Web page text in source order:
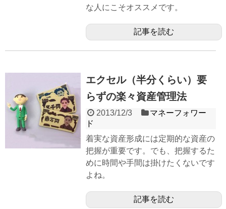
な人にこそオススメです。
記事を読む
エクセル（半分くらい）要
らずの楽々資産管理法
2013/12/3
マネーフォワー
ド
着実な資産形成には定期的な資産の
把握が重要です。でも、把握するた
めに時間や手間は掛けたくないです
よね。
記事を読む